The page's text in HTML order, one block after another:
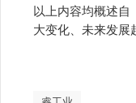
以上内容均概述自
大变化、未来发展